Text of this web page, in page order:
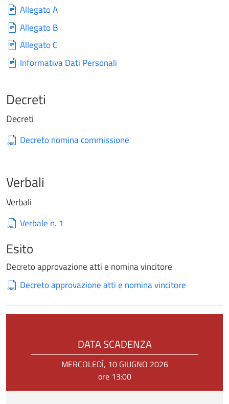
Allegato A
Allegato B
Allegato C
Informativa Dati Personali
Decreti
Decreti
Decreto nomina commissione
Verbali
Verbali
Verbale n. 1
Esito
Decreto approvazione atti e nomina vincitore
Decreto approvazione atti e nomina vincitore
DATA SCADENZA
MERCOLEDÌ, 10 GIUGNO 2026
ore 13:00